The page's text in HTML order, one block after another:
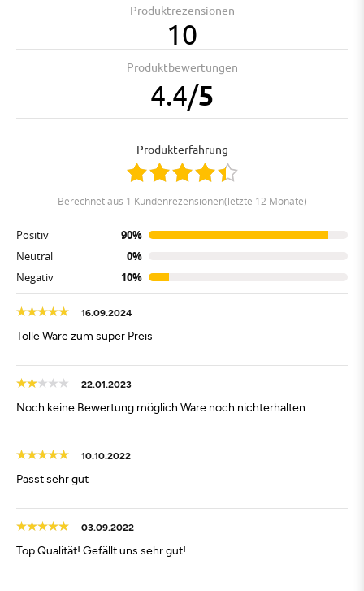
Produktrezensionen
10
Produktbewertungen
4.4/5
Produkterfahrung
berechnet aus 1 Kundenrezensionen(letzte 12 Monate)
Positiv
90%
Neutral
0%
Negativ
10%
16.09.2024
Tolle Ware zum super Preis
22.01.2023
Noch keine Bewertung möglich Ware noch nichterhalten.
10.10.2022
Passt sehr gut
03.09.2022
Top Qualität! Gefällt uns sehr gut!